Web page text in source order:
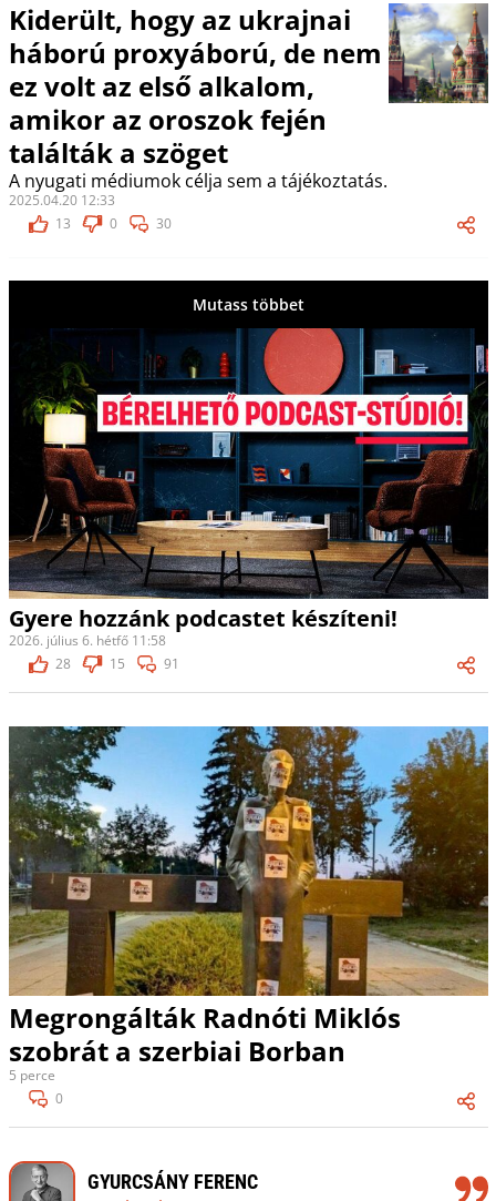
Kiderült, hogy az ukrajnai
háború proxyáború, de nem
ez volt az első alkalom,
amikor az oroszok fején
találták a szöget
A nyugati médiumok célja sem a tájékoztatás.
2025.04.20 12:33
13
0 30
Mutass többet
Gyere hozzánk podcastet készíteni!
2026. július 6. hétfő 11:58
28
15 91
Megrongálták Radnóti Miklós
szobrát a szerbiai Borban
5 perce
0
GYURCSÁNY FERENC